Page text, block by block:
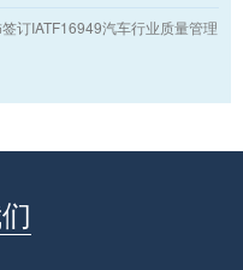
订IATF16949汽车行业质量管理